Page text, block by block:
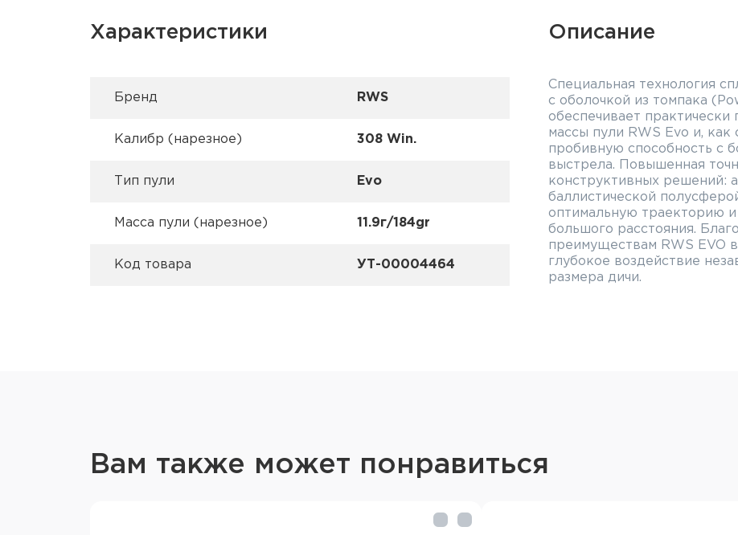
Характеристики
Брeнд RWS
Калибр (нарезное) 308 Win.
Тип пули Evo
Масса пули (нарезное) 11.9г/184gr
Код товара УТ-00004464
Описание
Специальная технология
с оболочкой из томпака
обеспечивает практически
массы пули RWS Evo и,
пробивную способность с
выстрела. Повышенная
конструктивных решений:
баллистической
оптимальную траекторию
большого расстояния.
преимуществам RWS EVO
глубокое воздействие
размера дичи.
Вам также может понравиться